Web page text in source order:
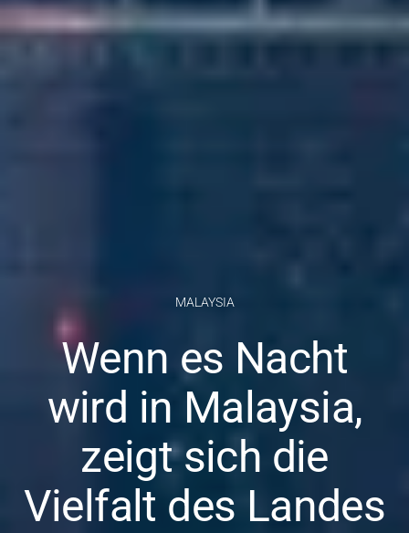
MALAYSIA
Wenn es Nacht
wird in Malaysia,
zeigt sich die
Vielfalt des Landes